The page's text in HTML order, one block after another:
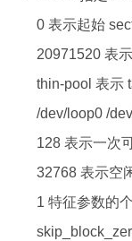
0 表示起始
20971520 表
thin-pool 表示
/dev/loop0 /
128 表示一次
32768 表示空
1 特征参数的